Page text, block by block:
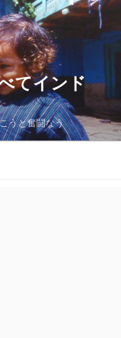
てインド
うと奮闘なう